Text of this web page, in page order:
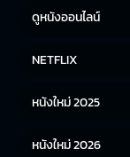
ดูหนังออนไลน์
หนังญี่ปุ่น
NETFLIX
หนังใหม่ 2025
หนังใหม่ 2026